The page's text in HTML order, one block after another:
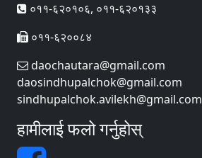
०११-६२०१०६, ०११-६२०१३३
०११-६२००८४
daochautara@gmail.com
daosindhupalchok@gmail.com
sindhupalchok.avilekh@gmail.com
हामीलाई फलो गर्नुहोस्